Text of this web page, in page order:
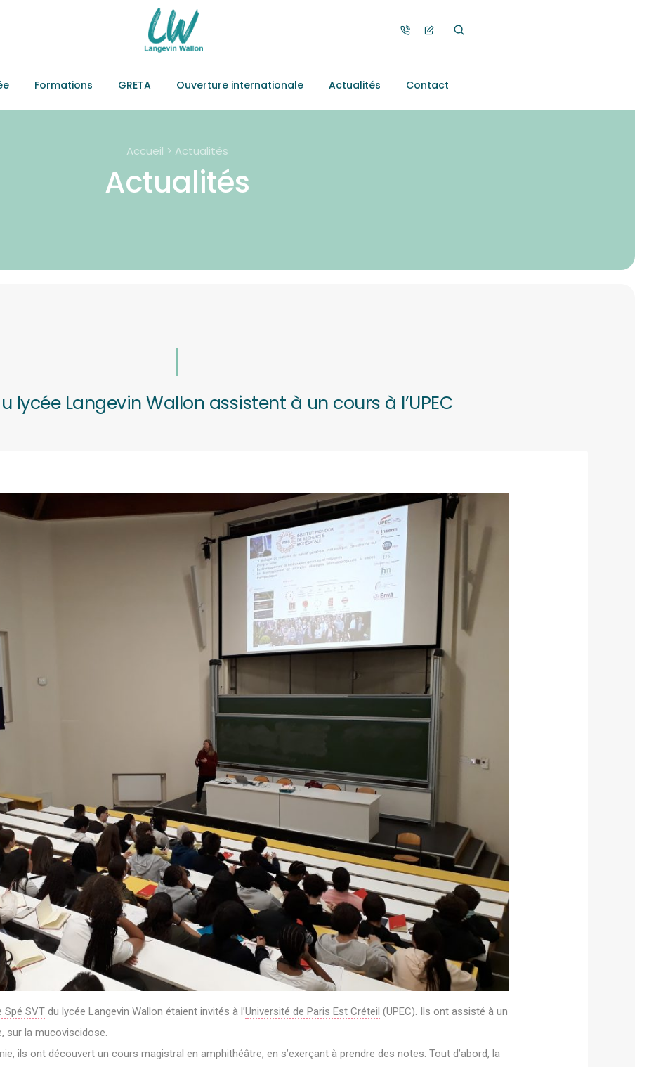
Formations GRETA Ouverture internationale Actualités Contact
Accueil > Actualités
Actualités
lycée Langevin Wallon assistent à un cours à l’UPEC
Spé SVTdu lycée Langevin Wallon étaient invités à l’Université de Paris Est Créteil (UPEC). Ils ont assisté à un
sur la mucoviscidose.
ils ont découvert un cours magistral en amphithéâtre, en s’exerçant à prendre des notes. Tout d’abord, la